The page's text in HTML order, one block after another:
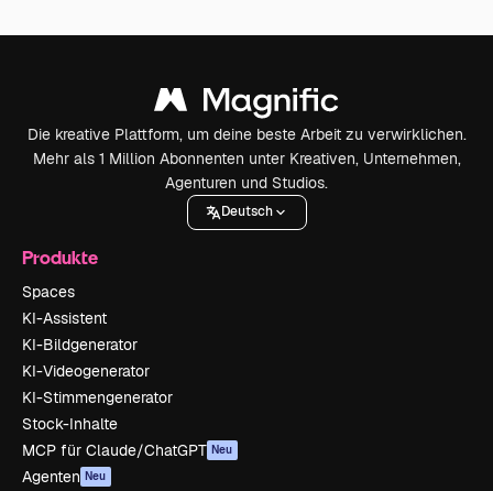
Die kreative Plattform, um deine beste Arbeit zu verwirklichen.
Mehr als 1 Million Abonnenten unter Kreativen, Unternehmen,
Agenturen und Studios.
Deutsch
Produkte
Spaces
KI-Assistent
KI-Bildgenerator
KI-Videogenerator
KI-Stimmengenerator
Stock-Inhalte
MCP für Claude/ChatGPT Neu
Agenten Neu